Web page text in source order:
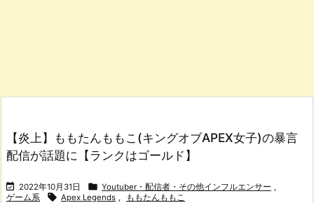
【炎上】ももたんももこ(キングオブAPEX女子)の暴言
配信が話題に【ランクはゴールド】
 2022年10月31日  Youtuber・配信者・その他インフルエンサー ,
ゲーム系
 Apex Legends , ももたんももこ